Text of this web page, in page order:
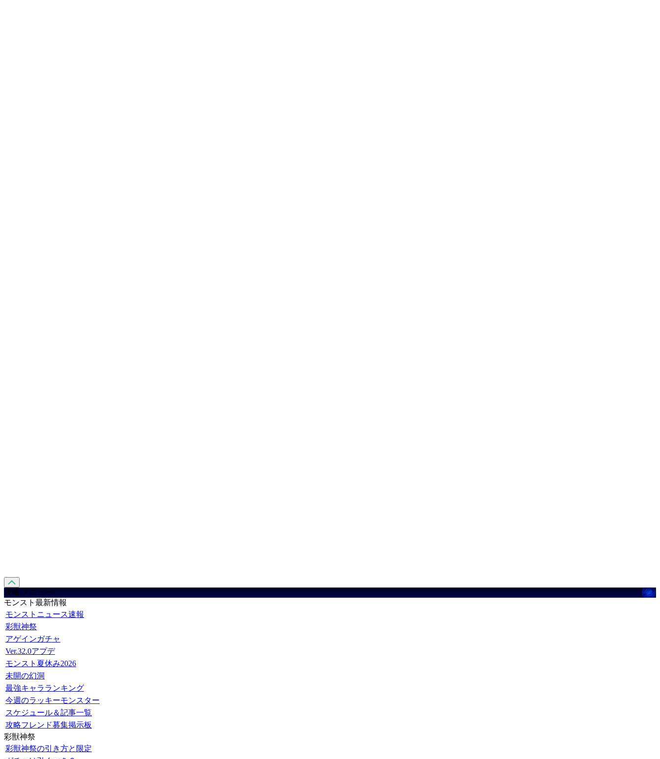
攻略 メニュー
モンスト最新情報
モンストニュース速報
彩獣神祭
アゲインガチャ
Ver.32.0アプデ
モンスト夏休み2026
未開の幻洞
最強キャラランキング
今週のラッキーモンスター
スケジュール＆記事一覧
攻略フレンド募集掲示板
彩獣神祭
彩獣神祭の引き方と限定